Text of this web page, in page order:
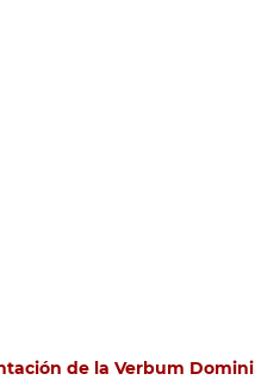
de la Verbum Domini